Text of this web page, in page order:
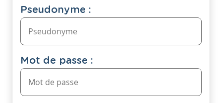
Pseudonyme :
Mot de passe :